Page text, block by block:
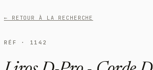
← RETOUR À LA RECHERCHE
RÉF · 1142